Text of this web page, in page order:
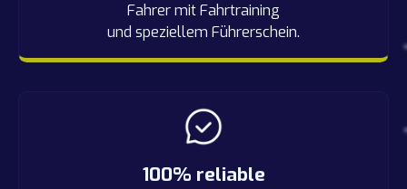
Fahrer mit Fahrtraining
und speziellem Führerschein.
100% reliable